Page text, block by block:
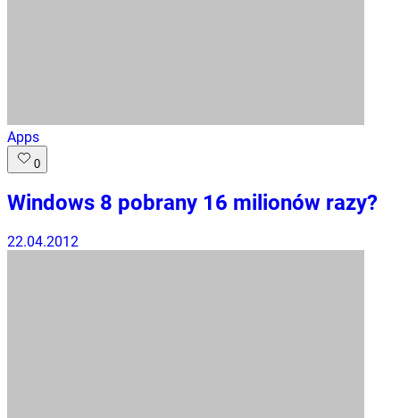
Apps
0
Windows 8 pobrany 16 milionów razy?
22.04.2012